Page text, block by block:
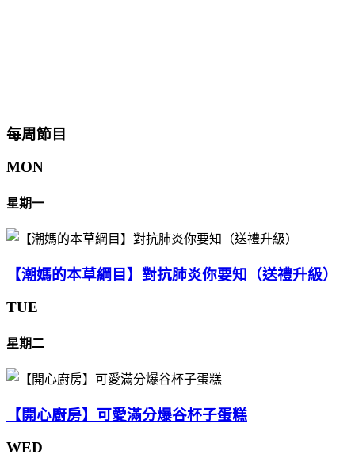
每周節目
MON
星期一
【潮媽的本草綱目】對抗肺炎你要知（送禮升級）
TUE
星期二
【開心廚房】可愛滿分爆谷杯子蛋糕
WED